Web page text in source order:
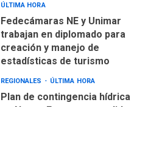
ÚLTIMA HORA
Fedecámaras NE y Unimar
trabajan en diplomado para
creación y manejo de
estadísticas de turismo
REGIONALES ÚLTIMA HORA
Plan de contingencia hídrica
en Nueva Esparta consolida